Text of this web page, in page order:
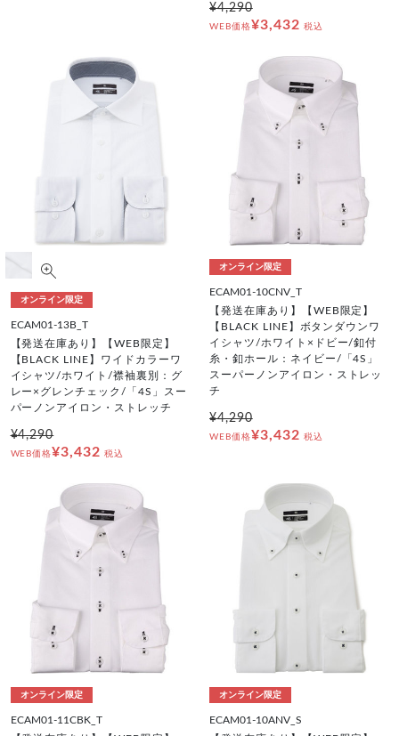
¥4,290
WEB価格¥3,432 税込
オンライン限定
ECAM01-13B_T
【発送在庫あり】【WEB限定】
【BLACK LINE】ワイドカラーワ
イシャツ/ホワイト/襟袖裏別：グ
レー×グレンチェック/「4S」スー
パーノンアイロン・ストレッチ
¥4,290
WEB価格¥3,432 税込
オンライン限定
ECAM01-10CNV_T
【発送在庫あり】【WEB限定】
【BLACK LINE】ボタンダウンワ
イシャツ/ホワイト×ドビー/釦付
糸・釦ホール：ネイビー/「4S」
スーパーノンアイロン・ストレッ
チ
¥4,290
WEB価格¥3,432 税込
オンライン限定
ECAM01-11CBK_T
オンライン限定
ECAM01-10ANV_S